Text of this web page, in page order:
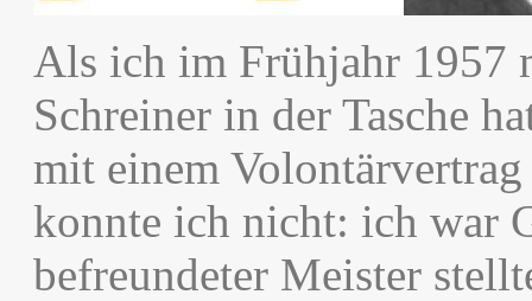
Als ich im Frühjahr 1957
Schreiner in der Tasche
mit einem
konnte ich nicht: ich war
befreundeter Meister